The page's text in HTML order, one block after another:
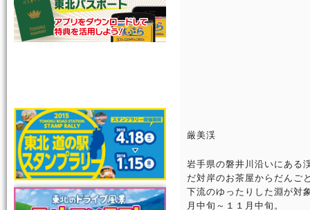
厳美渓
岩手県の磐井川沿いにある
だ対岸のお茶屋からだんご
下流のゆったりした淵が対
月中旬～１１月中旬。